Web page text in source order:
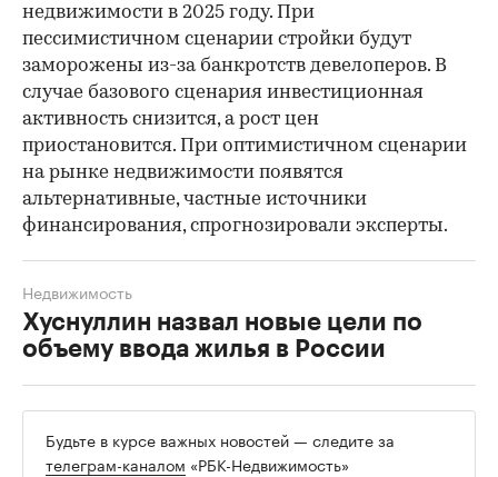
недвижимости в 2025 году. При
пессимистичном сценарии стройки будут
заморожены из-за банкротств девелоперов. В
случае базового сценария инвестиционная
активность снизится, а рост цен
приостановится. При оптимистичном сценарии
на рынке недвижимости появятся
альтернативные, частные источники
финансирования, спрогнозировали эксперты.
Хуснуллин назвал новые цели по
объему ввода жилья в России
Недвижимость
Будьте в курсе важных новостей — следите за
телеграм-каналом «РБК-Недвижимость»